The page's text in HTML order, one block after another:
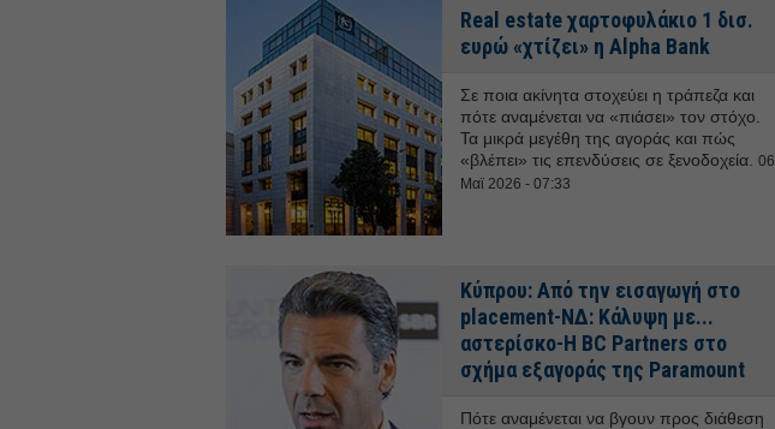
Real estate χαρτοφυλάκιο 1 δισ.
ευρώ «χτίζει» η Alpha Bank
Σε ποια ακίνητα στοχεύει η τράπεζα και
πότε αναμένεται να «πιάσει» τον στόχο.
Τα μικρά μεγέθη της αγοράς και πώς
«βλέπει» τις επενδύσεις σε ξενοδοχεία. 06
Μαϊ 2026 - 07:33
Κύπρου: Από την εισαγωγή στο
placement- ΝΔ: Κάλυψη με...
αστερίσκο-Η BC Partners στο
σχήμα εξαγοράς της Paramount
Πότε αναμένεται να βγουν προς διάθεση